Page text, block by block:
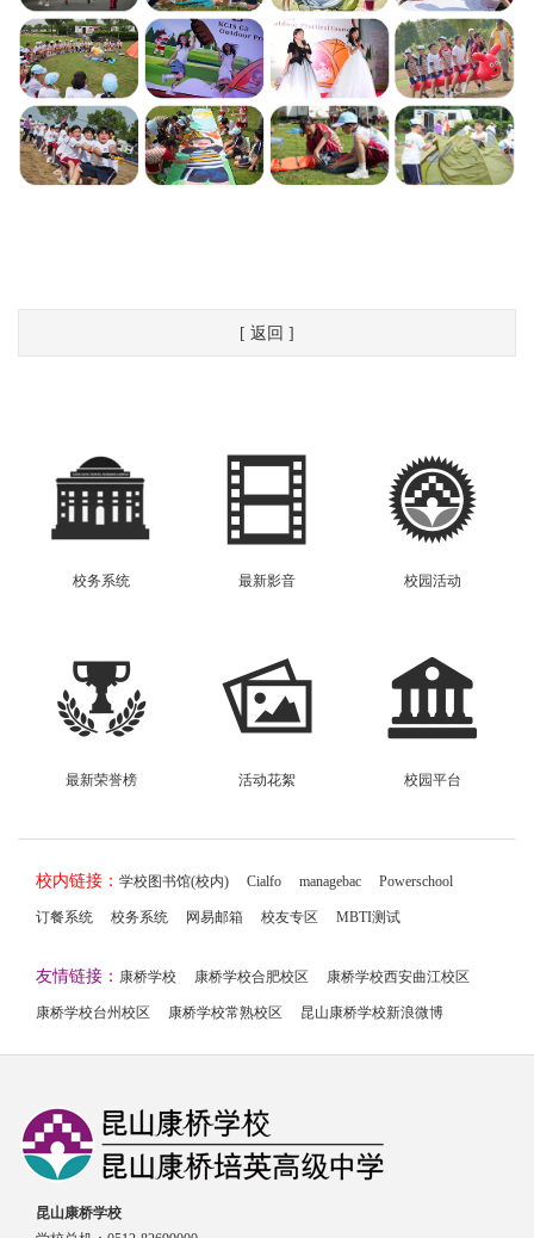
[ 返回 ]
校务系统 最新影音 校园活动
最新荣誉榜 活动花絮 校园平台
校内链接： 学校图书馆(校内) Cialfo managebac Powerschool
订餐系统 校务系统 网易邮箱 校友专区 MBTI测试
友情链接： 康桥学校 康桥学校合肥校区 康桥学校西安曲江校区
康桥学校台州校区 康桥学校常熟校区 昆山康桥学校新浪微博
昆山康桥学校